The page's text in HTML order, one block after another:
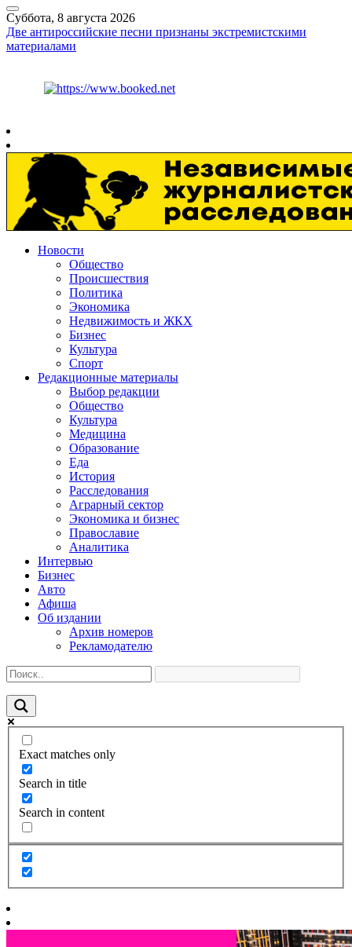
Суббота, 8 августа 2026
Две антироссийские песни признаны экстремистскими
материалами
Новости
Общество
Происшествия
Политика
Экономика
Недвижимость и ЖКХ
Бизнес
Культура
Спорт
Редакционные материалы
Выбор редакции
Общество
Культура
Медицина
Образование
Еда
История
Расследования
Аграрный сектор
Экономика и бизнес
Православие
Аналитика
Интервью
Бизнес
Авто
Афиша
Об издании
Архив номеров
Рекламодателю
Exact matches only
Search in title
Search in content